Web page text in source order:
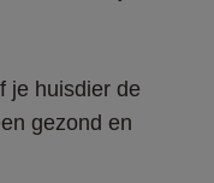
je huisdier de
gezond en